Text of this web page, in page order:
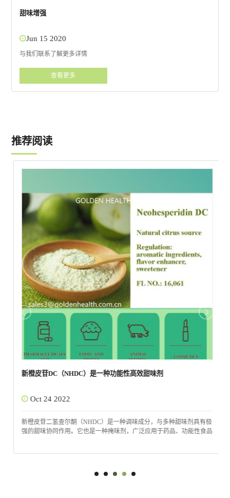
甜味增强
Jun 15 2020
与我们联系了解更多详情
查看更多
推荐阅读
新橙皮苷DC（NHDC）是一种功能性高效甜味剂
Oct 24 2022
新橙皮苷二氢查尔酮（NHDC）是一种调味成分，与多种甜味剂具有极
强的甜味协同作用。它也是一种掩味剂，广泛应用于药品、功能性食品
橘。大部分原料产自中国南方。